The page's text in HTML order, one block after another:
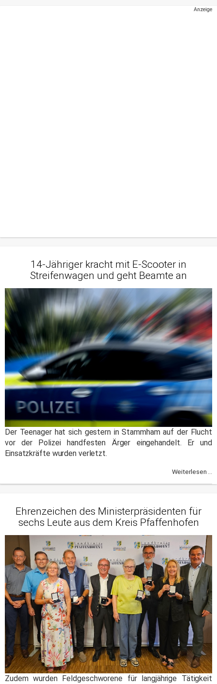
Anzeige
14-Jähriger kracht mit E-Scooter in
Streifenwagen und geht Beamte an
Der Teenager hat sich gestern in Stammham auf der Flucht
vor der Polizei handfesten Ärger eingehandelt. Er und
Einsatzkräfte wurden verletzt.
Weiterlesen ...
Ehrenzeichen des Ministerpräsidenten für
sechs Leute aus dem Kreis Pfaffenhofen
Zudem wurden Feldgeschworene für langjährige Tätigkeit